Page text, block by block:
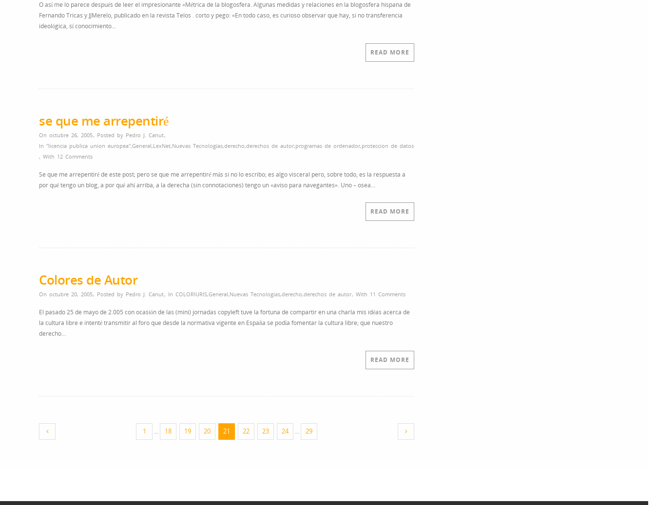
O así me lo parece después de leer el impresionante «Métrica de la blogosfera. Algunas medidas y relaciones en la blogosfera hispana de
Fernando Tricas y JJMerelo, publicado en la revista Telos . corto y pego: «En todo caso, es curioso observar que hay, si no transferencia
ideológica, sí conocimiento…
READ MORE
se que me arrepentiré
On octubre 26, 2005, Posted by Pedro J. Canut,
In "licencia publica union europea",General,LexNet,Nuevas Tecnologías,derecho,derechos de autor,programas de ordenador,proteccion de datos
, With 12 Comments
Se que me arrepentiré de este post; pero se que me arrepentiré más si no lo escribo; es algo visceral pero, sobre todo, es la respuesta a
por qué tengo un blog, a por qué ahí arriba, a la derecha (sin connotaciones) tengo un «aviso para navegantes». Uno – osea…
READ MORE
Colores de Autor
On octubre 20, 2005, Posted by Pedro J. Canut, In COLORIURIS,General,Nuevas Tecnologías,derecho,derechos de autor, With 11 Comments
El pasado 25 de mayo de 2.005 con ocasión de las (mini) jornadas copyleft tuve la fortuna de compartir en una charla mis idéas acerca de
la cultura libre e intenté transmitir al foro que desde la normativa vigente en España se podía fomentar la cultura libre; que nuestro
derecho…
READ MORE
1 ... 18 19 20 21 22 23 24 ... 29